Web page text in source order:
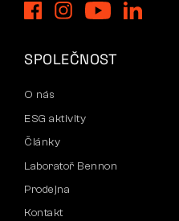
SPOLEČNOST
O nás
ESG aktivity
Články
Laboratoř Bennon
Prodejna
Kontakt